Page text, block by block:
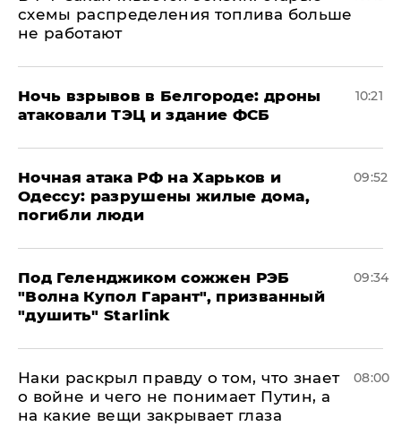
схемы распределения топлива больше
не работают
​Ночь взрывов в Белгороде: дроны
атаковали ТЭЦ и здание ФСБ
10:21
​Ночная атака РФ на Харьков и
Одессу: разрушены жилые дома,
погибли люди
09:52
Под Геленджиком сожжен РЭБ
"Волна Купол Гарант", призванный
"душить" Starlink
09:34
Наки раскрыл правду о том, что знает
о войне и чего не понимает Путин, а
на какие вещи закрывает глаза
08:00